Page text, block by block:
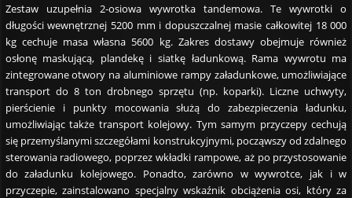
Zestaw uzupełnia 2-osiowa wywrotka tandemowa. Te wywrotki o
długości wewnętrznej 5200 mm i dopuszczalnej masie całkowitej 18 000
kg cechuje masa własna 5600 kg. Zakres dostawy obejmuje również
osłonę maskującą, plandekę i siatkę ładunkową. Rama wywrotu ma
zintegrowane otwory na aluminiowe rampy załadunkowe, umożliwiające
transport do 8 ton drobnego sprzętu (np. koparki). Liczne uchwyty,
pierścienie i punkty mocowania służą do zabezpieczenia ładunku,
umożliwiając także transport kolejowy. Tym samym przyczepy cechują
się przemyślanymi szczegółami konstrukcyjnymi, począwszy od zdalnego
sterowania radiowego, poprzez wkładki rampowe, aż po przystosowanie
do załadunku kolejowego. Ponadto, zarówno w wywrotce, jak i w
przyczepie, zainstalowano specjalny wskaźnik obciążenia osi, który za